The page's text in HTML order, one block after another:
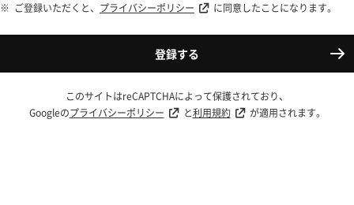
ご登録いただくと、 プライバシーポリシー に同意したことになります。
登録する
このサイトはreCAPTCHAによって保護されており、
Googleのプライバシーポリシー と利用規約 が適用されます。